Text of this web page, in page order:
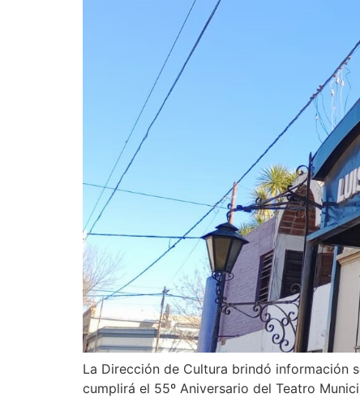
La Dirección de Cultura brindó información
cumplirá el 55º Aniversario del Teatro